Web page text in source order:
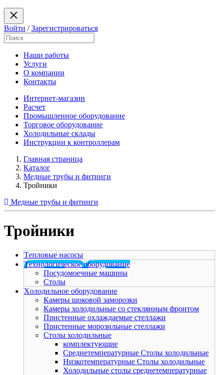
Войти /Зарегистрироваться
Наши работы
Услуги
О компании
Контакты
Интернет-магазин
Расчет
Промышленное оборудование
Торговое оборудование
Холодильные склады
Инструкции к контроллерам
Главная страница
Каталог
Медные трубы и фитинги
Тройники
Медные трубы и фитинги
Тройники
Tепловые насосы
Tехнологическое оборудование
Посудомоечные машины
Столы
Xолодильное оборудование
Камеры шоковой заморозки
Камеры холодильные со стеклянным фронтом
Пристенные охлаждаемые стеллажи
Пристенные морозильные стеллажи
Столы холодильные
комплектующие
Среднетемпературные Столы холодильные
Низкотемпературные Столы холодильные
Холодильные столы среднетемпературные